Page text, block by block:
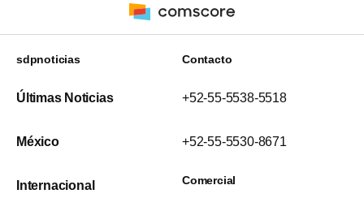
sdpnoticias
Últimas Noticias
México
Internacional
Contacto
+52-55-5538-5518
+52-55-5530-8671
Comercial